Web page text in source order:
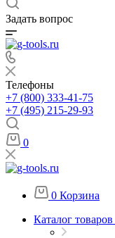
Задать вопрос
Телефоны
+7 (800) 333-41-75
+7 (495) 215-29-93
0
0 Корзина
Каталог товаров